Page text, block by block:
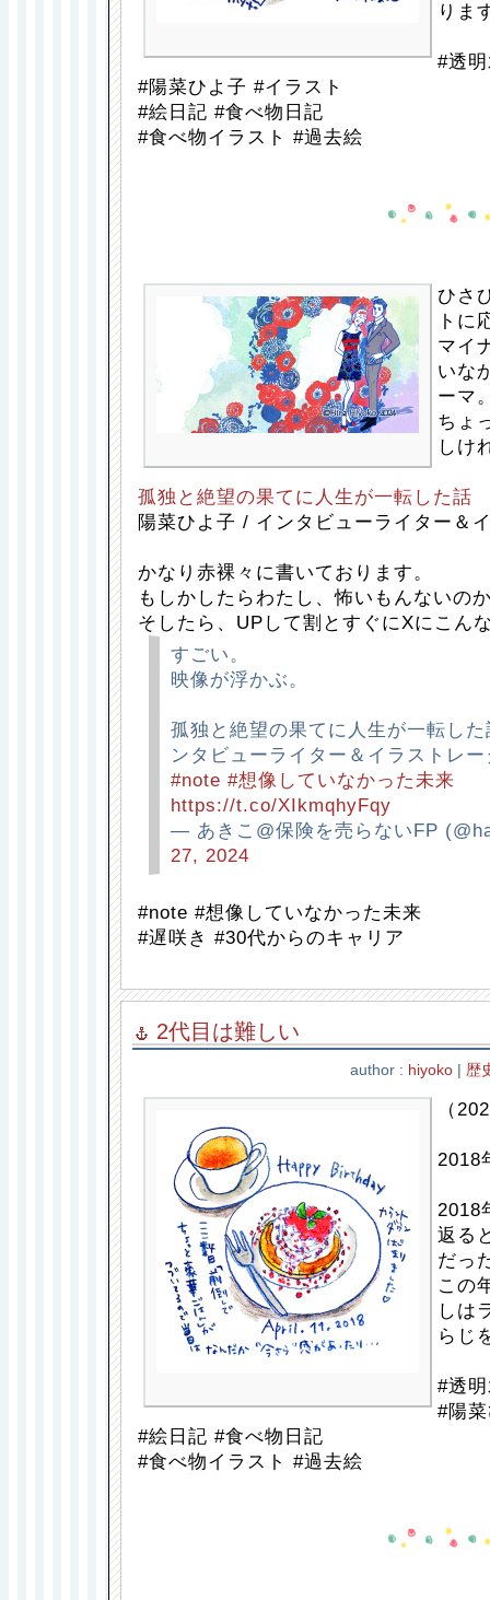
りま
#透
#陽菜ひよ子 #イラスト
#絵日記 #食べ物日記
#食べ物イラスト #過去絵
ひさ
トに
マイ
いな
ーマ
ちょ
しけ
孤独と絶望の果てに人生が一転した話
陽菜ひよ子 / インタビューライター＆
かなり赤裸々に書いております。
もしかしたらわたし、怖いもんないの
そしたら、UPして割とすぐにXにこん
すごい。
映像が浮かぶ。
孤独と絶望の果てに人生が一転し
ンタビューライター＆イラストレ
#note #想像していなかった未来
https://t.co/XIkmqhyFqy
— あきこ@保険を売らないFP
27, 2024
#note #想像していなかった未来
#遅咲き #30代からのキャリア
2代目は難しい
author : hiyoko 歴
（
2018
2018
返る
だっ
この
しは
らじ
#透
#陽
#絵日記 #食べ物日記
#食べ物イラスト #過去絵